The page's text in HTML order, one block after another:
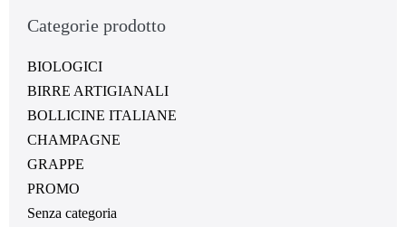
Categorie prodotto
BIOLOGICI
BIRRE ARTIGIANALI
BOLLICINE ITALIANE
CHAMPAGNE
GRAPPE
PROMO
Senza categoria